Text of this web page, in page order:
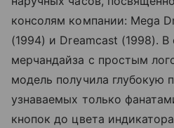
консолям компании: Mega
(1994) и Dreamcast (1998). В
мерчандайза с простым
модель получила глубокую
узнаваемых только
кнопок до цвета